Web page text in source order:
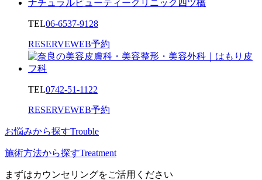
TEL06-6537-9128
RESERVEWEB予約
TEL0742-51-1122
RESERVEWEB予約
お悩みから探すTrouble
施術方法から探すTreatment
まずはカウンセリングをご活用ください